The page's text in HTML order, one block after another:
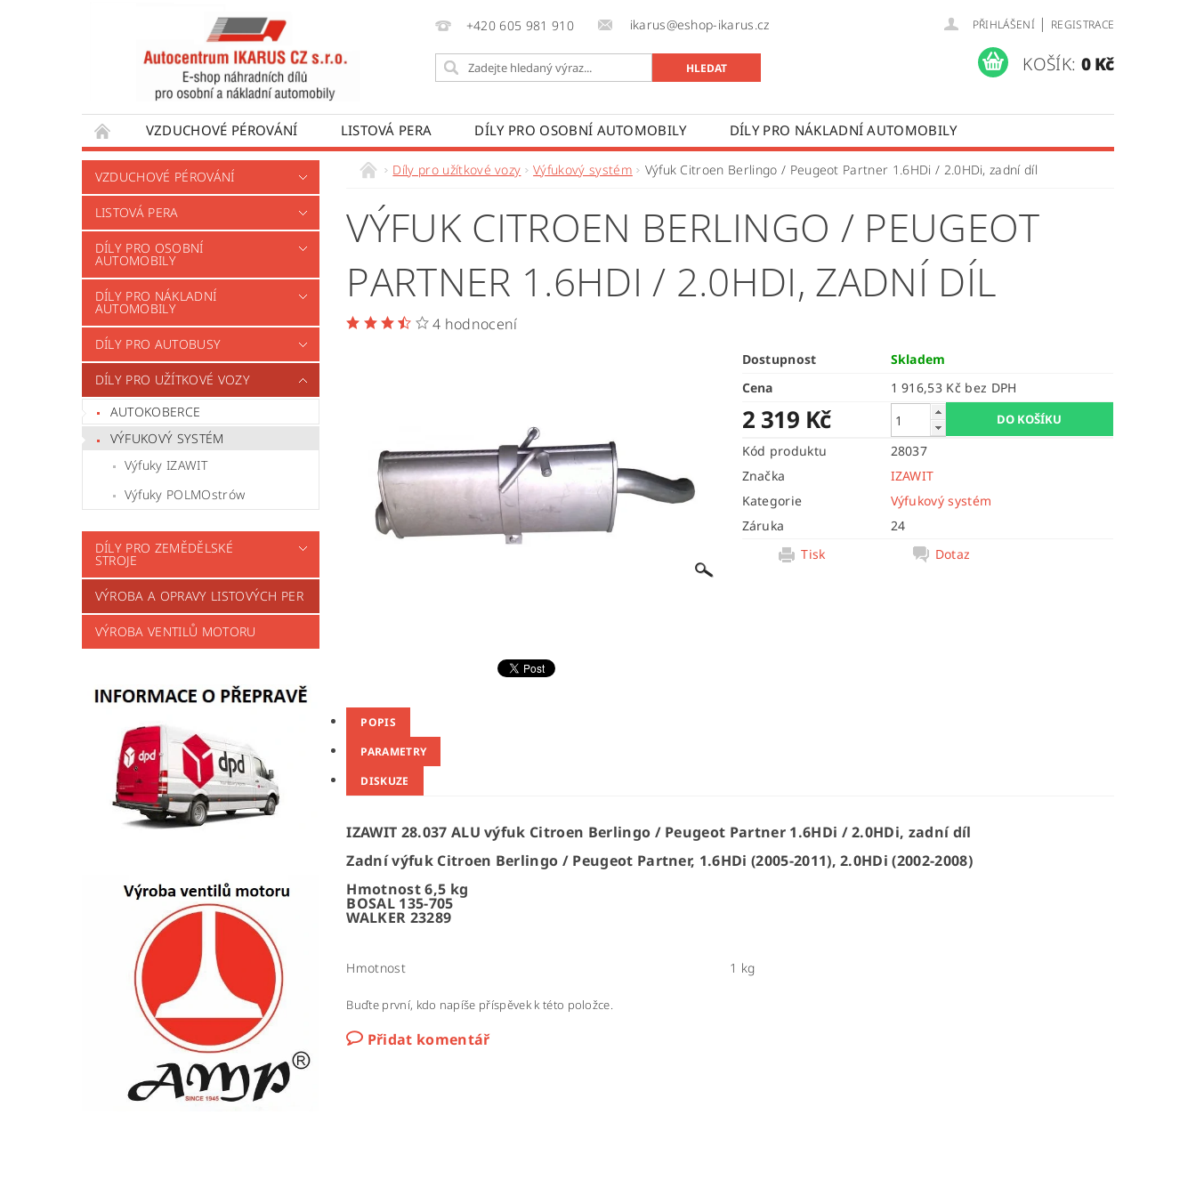
+420 605 981 910 ikarus@eshop-ikarus.cz PŘIHLÁŠENÍ | REGISTRACE
KOŠÍK: 0 Kč
VZDUCHOVÉ PÉROVÁNÍ LISTOVÁ PERA DÍLY PRO OSOBNÍ AUTOMOBILY
DÍLY PRO NÁKLADNÍ AUTOMOBILY
DÍLY PRO AUTOBUSY
DÍLY PRO UŽÍTKOVÉ VOZY DÍLY PRO ZEMĚDĚLSKÉ STROJE
VÝROBA A OPRAVY LISTOVÝCH PER
VÝROBA VENTILŮ MOTORU
VZDUCHOVÉ PÉROVÁNÍ
LISTOVÁ PERA
DÍLY PRO OSOBNÍ
AUTOMOBILY
DÍLY PRO NÁKLADNÍ
AUTOMOBILY
DÍLY PRO AUTOBUSY
DÍLY PRO UŽÍTKOVÉ VOZY
AUTOKOBERCE
VÝFUKOVÝ SYSTÉM
Výfuky IZAWIT
Výfuky POLMOstrów
DÍLY PRO ZEMĚDĚLSKÉ
STROJE
VÝROBA A OPRAVY LISTOVÝCH PER
VÝROBA VENTILŮ MOTORU
Díly pro užítkové vozy Výfukový systém Výfuk Citroen Berlingo / Peugeot Partner 1.6HDi / 2.0HDi, zadní díl
VÝFUK CITROEN BERLINGO / PEUGEOT
PARTNER 1.6HDI / 2.0HDI, ZADNÍ DÍL
4 hodnocení
Dostupnost
Skladem
Cena
1 916,53 Kč bez DPH
2 319 Kč
Kód produktu
28037
Značka
IZAWIT
Kategorie
Výfukový systém
Záruka
24
Tisk
Dotaz
POPIS
PARAMETRY
DISKUZE
IZAWIT 28.037 ALU výfuk Citroen Berlingo / Peugeot Partner 1.6HDi / 2.0HDi, zadní díl
Zadní výfuk Citroen Berlingo / Peugeot Partner, 1.6HDi (2005-2011), 2.0HDi (2002-2008)
Hmotnost 6,5 kg
BOSAL 135-705
WALKER 23289
Hmotnost 1 kg
Buďte první, kdo napíše příspěvek k této položce.
Přidat komentář